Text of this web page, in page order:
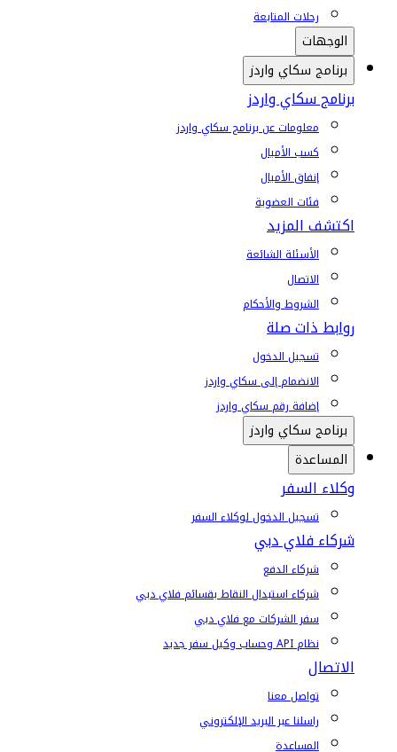
رحلات المتابعة
الوجهات
برنامج سكاي واردز
برنامج سكاي واردز
معلومات عن برنامج سكاي واردز
كسب الأميال
إنفاق الأميال
فئات العضوية
اكتشف المزيد
الأسئلة الشائعة
الاتصال
الشروط والأحكام
روابط ذات صلة
تسجيل الدخول
الانضمام إلى سكاي واردز
إضافة رقم سكاي واردز
برنامج سكاي واردز
المساعدة
وكلاء السفر
تسجيل الدخول لوكلاء السفر
شركاء فلاي دبي
شركاء الدفع
شركاء استبدال النقاط بقسائم فلاي دبي
سفر الشركات مع فلاي دبي
نظام API وحساب وكيل سفر جديد
الاتصال
تواصل معنا
راسلنا عبر البريد الإلكتروني
المساعدة